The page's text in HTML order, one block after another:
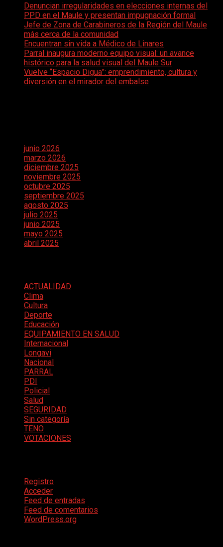
Denuncian irregularidades en elecciones internas del
PPD en el Maule y presentan impugnación formal
Jefe de Zona de Carabineros de la Región del Maule
más cerca de la comunidad
Encuentran sin vida a Médico de Linares
Parral inaugura moderno equipo visual: un avance
histórico para la salud visual del Maule Sur
Vuelve “Espacio Digua”: emprendimiento, cultura y
diversión en el mirador del embalse
junio 2026
marzo 2026
diciembre 2025
noviembre 2025
octubre 2025
septiembre 2025
agosto 2025
julio 2025
junio 2025
mayo 2025
abril 2025
ACTUALIDAD
Clima
Cultura
Deporte
Educación
EQUIPAMIENTO EN SALUD
Internacional
Longavi
Nacional
PARRAL
PDI
Policial
Salud
SEGURIDAD
Sin categoría
TENO
VOTACIONES
Registro
Acceder
Feed de entradas
Feed de comentarios
WordPress.org